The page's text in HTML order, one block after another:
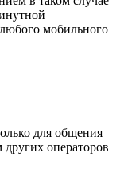
мобильного
для общения
операторов